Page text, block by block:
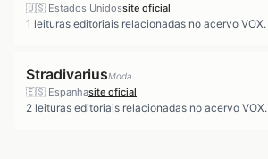
🇺🇸 Estados Unidossite oficial
1 leituras editoriais relacionadas no acervo VOX.
StradivariusModa
🇪🇸 Espanhasite oficial
2 leituras editoriais relacionadas no acervo VOX.